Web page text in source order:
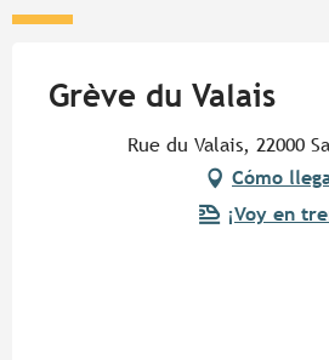
Grève du Valais
Rue du Valais, 22000
Cómo
¡Voy en